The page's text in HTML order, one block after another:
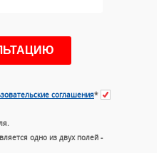
соглашения*
одно из двух полей -